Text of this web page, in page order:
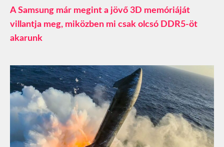
A Samsung már megint a jövő 3D memóriáját
villantja meg, miközben mi csak olcsó DDR5-öt
akarunk